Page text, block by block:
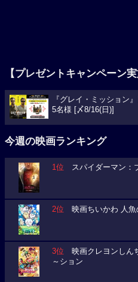
【プレゼントキャンペーン実
『グレイ・ミッション
5名様 [〆8/16(日)]
今週の映画ランキング
1位 スパイダーマン：
2位 映画ちいかわ 人魚
3位 映画クレヨンしん
～ション